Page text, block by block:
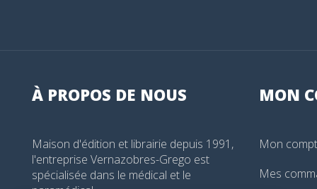
À PROPOS DE NOUS
Maison d'édition et librairie depuis 1991,
l'entreprise Vernazobres-Grego est
spécialisée dans le médical et le
MON
Mon
Mes